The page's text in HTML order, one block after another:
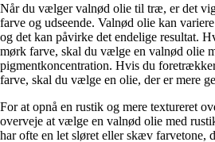
Når du vælger valnød olie til træ, er det
farve og udseende. Valnød olie kan
og det kan påvirke det endelige resultat.
mørk farve, skal du vælge en valnød olie
pigmentkoncentration. Hvis du
farve, skal du vælge en olie, der er mere
For at opnå en rustik og mere textureret
overveje at vælge en valnød olie med
har ofte en let sløret eller skæv farvetone,